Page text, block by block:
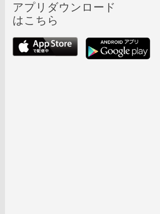
アプリダウンロード
はこちら